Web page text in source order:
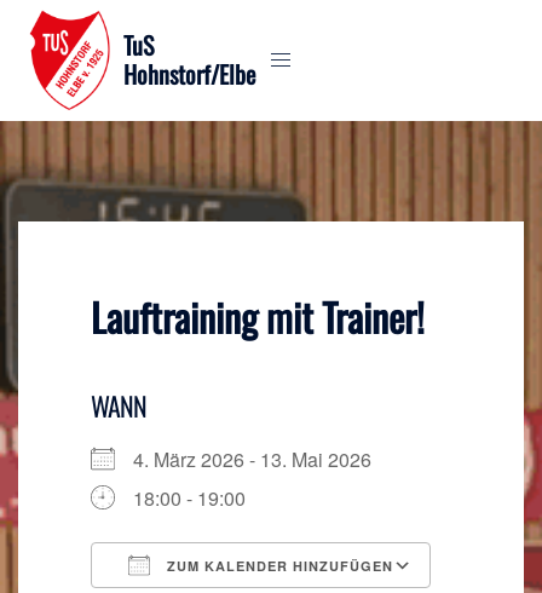
Zum
Inhalt
springen
TuS
Hohnstorf/Elbe
Lauftraining mit Trainer!
WANN
4. März 2026 - 13. Mai 2026
18:00 - 19:00
ZUM KALENDER HINZUFÜGEN